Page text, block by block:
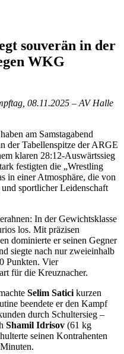
souverän in der
WKG
08.11.2025 – AV Halle
am Samstagabend
der Tabellenspitze der ARGE
klaren 28:12-Auswärtssieg
festigten die „Wrestling
in einer Atmosphäre, die von
sportlicher Leidenschaft
In der Gewichtsklasse
los. Mit präzisen
dominierte er seinen Gegner
siegte nach nur zweieinhalb
Punkten. Vier
für die Kreuznacher.
Selim Satici kurzen
beendete er den Kampf
durch Schultersieg –
Shamil Idrisov (61 kg
seinen Kontrahenten